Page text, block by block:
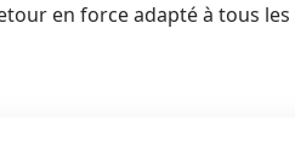
en force adapté à tous